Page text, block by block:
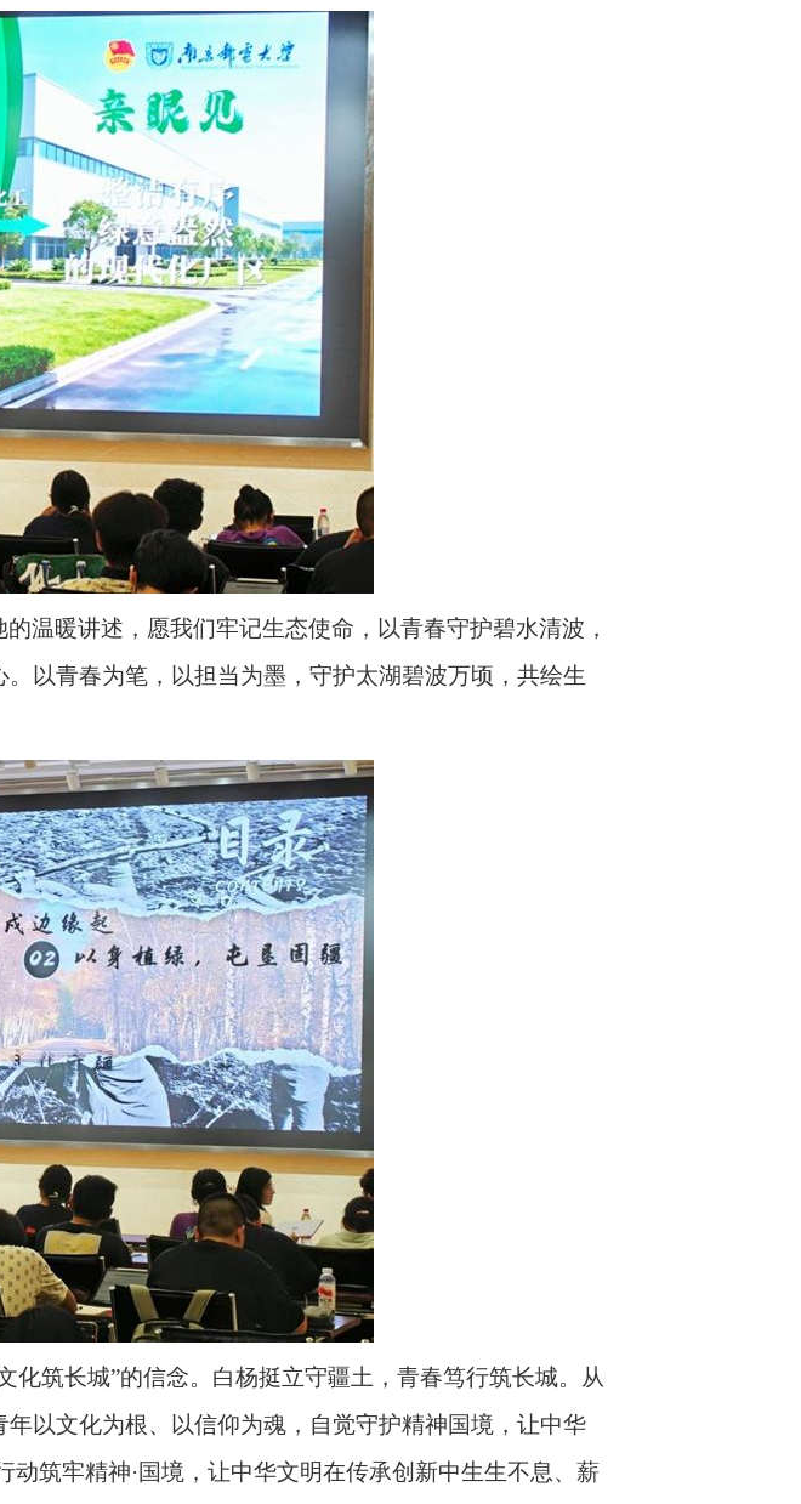
温暖讲述，愿我们牢记生态使命，以青春守护碧水清波，
以青春为笔，以担当为墨，守护太湖碧波万顷，共绘生
筑长城”的信念。白杨挺立守疆土，青春笃行筑长城。从
以文化为根、以信仰为魂，自觉守护精神国境，让中华
动筑牢精神·国境，让中华文明在传承创新中生生不息、薪